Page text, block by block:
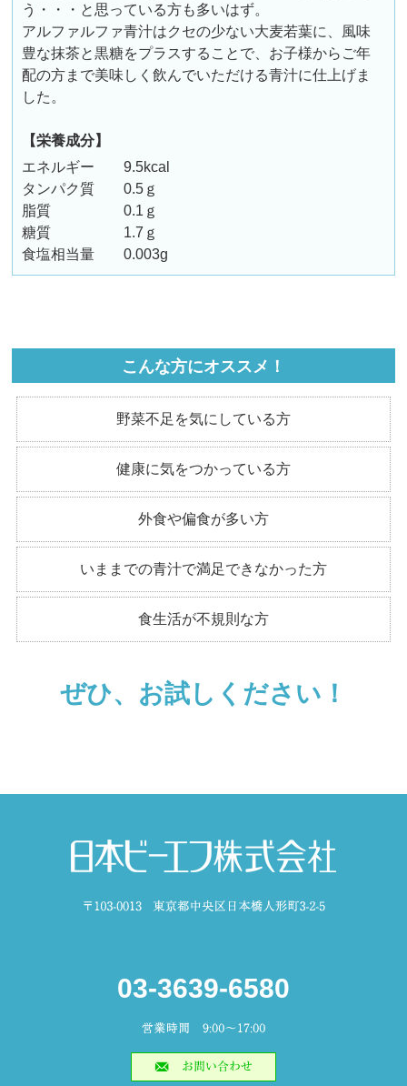
う・・・と思っている方も多いはず。
アルファルファ青汁はクセの少ない大麦若葉に、風味
豊な抹茶と黒糖をプラスすることで、お子様からご年
配の方まで美味しく飲んでいただける青汁に仕上げま
した。
【栄養成分】
エネルギー 9.5kcal
タンパク質 0.5ｇ
脂質 0.1ｇ
糖質 1.7ｇ
食塩相当量 0.003g
こんな方にオススメ！
野菜不足を気にしている方
健康に気をつかっている方
外食や偏食が多い方
いままでの青汁で満足できなかった方
食生活が不規則な方
ぜひ、お試しください！
03-3639-6580